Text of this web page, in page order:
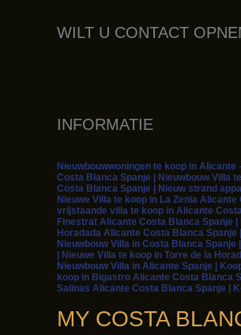
WILT U CONTACT
INFORMATIE
Nieuwbouwwoningen te koop in
Costa Blanca Spanje | Nieuwbouw Villa
Costa Blanca Spanje | Nieuw strand
Nieuwe Villa te koop in La Zenia
vrijstaande villa te koop in Alicante
Finestrat Alicante Costa Blanca Spanje
Horadada Alicante Costa Blanca Spanje
Nieuwbouw Villa in Costa Blanca
| Nieuwe Villa te koop in Torre de la
Nieuwbouw Villa in Alicante Spanje |
koop in Bigastro Alicante Costa Blanca
Salinas Alicante Costa Blanca Spanje |
MY COSTA